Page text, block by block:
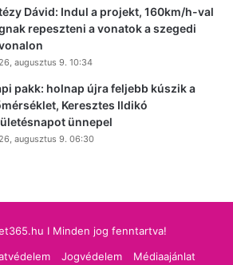
Dávid: Indul a projekt, 160km/h-val
repeszteni a vonatok a szegedi
augusztus 9. 10:34
pakk: holnap újra feljebb kúszik a
Keresztes Ildikó
ünnepel
augusztus 9. 06:30
I Minden jog fenntartva!
Jogvédelem Médiaajánlat